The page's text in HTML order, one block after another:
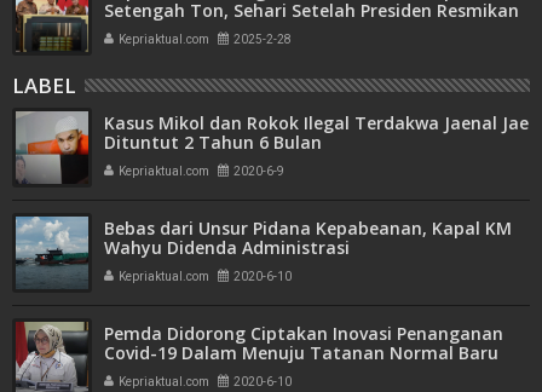
Setengah Ton, Sehari Setelah Presiden Resmikan
Bank Emas
Kepriaktual.com 2025-2-28
LABEL
Kasus Mikol dan Rokok Ilegal Terdakwa Jaenal Jae
Dituntut 2 Tahun 6 Bulan
Kepriaktual.com 2020-6-9
Bebas dari Unsur Pidana Kepabeanan, Kapal KM
Wahyu Didenda Administrasi
Kepriaktual.com 2020-6-10
Pemda Didorong Ciptakan Inovasi Penanganan
Covid-19 Dalam Menuju Tatanan Normal Baru
Kepriaktual.com 2020-6-10